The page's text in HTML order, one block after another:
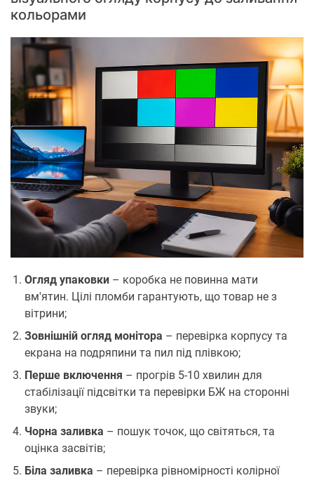
кольорами
Огляд упаковки – коробка не повинна мати
вм'ятин. Цілі пломби гарантують, що товар не з
вітрини;
Зовнішній огляд монітора – перевірка корпусу та
екрана на подряпини та пил під плівкою;
Перше включення – прогрів 5-10 хвилин для
стабілізації підсвітки та перевірки БЖ на сторонні
звуки;
Чорна заливка – пошук точок, що світяться, та
оцінка засвітів;
Біла заливка – перевірка рівномірності колірної